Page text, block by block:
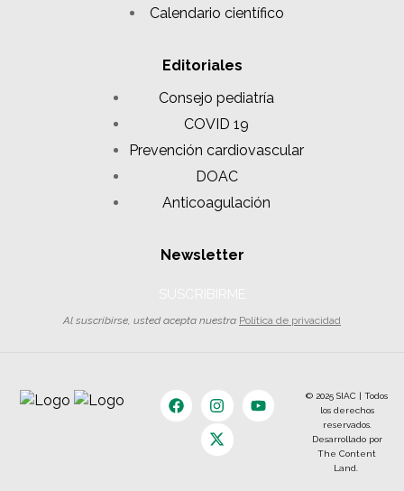
Calendario científico
Editoriales
Consejo pediatría
COVID 19
Prevención cardiovascular
DOAC
Anticoagulación
Newsletter
Al suscribirse, usted acepta nuestra Política de privacidad
© 2025 SIAC | Todos
los derechos
reservados.
Desarrollado por
The Content
Land.